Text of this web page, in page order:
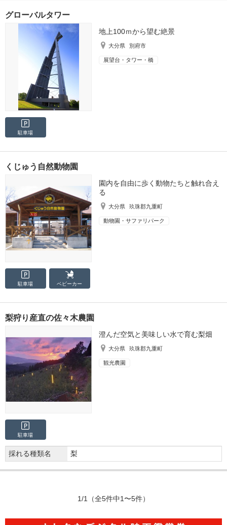
グローバルタワー
地上100ｍから望む絶景
大分県 別府市
展望台・タワー・橋
駐車場
くじゅう自然動物園
園内を自由に歩く動物たちと触れ合え
る
大分県 玖珠郡九重町
動物園・サファリパーク
駐車場 ベビーカー
梨狩り産直の佐々木農園
澄んだ空気と美味しい水で育む梨畑
大分県 玖珠郡九重町
観光農園
駐車場
採れる種類名 梨
1/1 （全5件中1〜5件）